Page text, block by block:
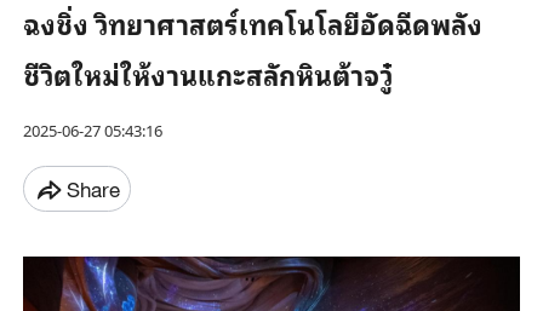
ฉงชิ่ง วิทยาศาสตร์เทคโนโลยีอัดฉีดพลัง
ชีวิตใหม่ให้งานแกะสลักหินต้าจวู๋
2025-06-27 05:43:16
Share